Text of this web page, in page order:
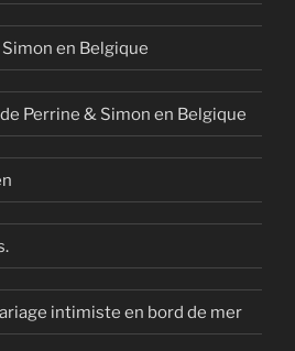
en Belgique
Perrine & Simon en Belgique
intimiste en bord de mer